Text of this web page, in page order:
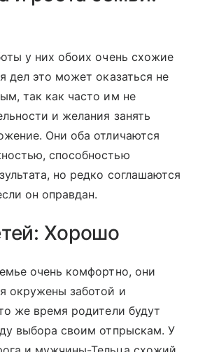
у них обоих очень схожие
дел это может оказаться не
так как часто им не
и желания занять
Они оба отличаются
способностью
но редко соглашаются
он оправдан.
Хорошо
очень комфортно, они
окружены заботой и
же время родители будут
выбора своим отпрыскам. У